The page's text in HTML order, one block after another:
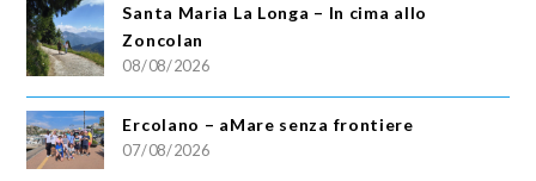
Santa Maria La Longa – In cima allo
Zoncolan
08/08/2026
Ercolano – aMare senza frontiere
07/08/2026